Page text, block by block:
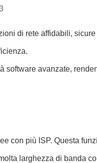
di rete affidabili,
avanzate,
con più ISP. Questa
larghezza di banda